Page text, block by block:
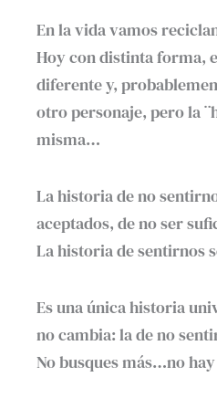
En la vida vamos
Hoy con distinta forma,
diferente y,
otro personaje, pero la
misma…
La historia de no
aceptados, de no ser
La historia de sentirnos
Es una única historia
no cambia: la de no
No busques más…no